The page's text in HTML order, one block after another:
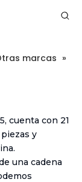
marcas »
cuenta con 21
y
una cadena